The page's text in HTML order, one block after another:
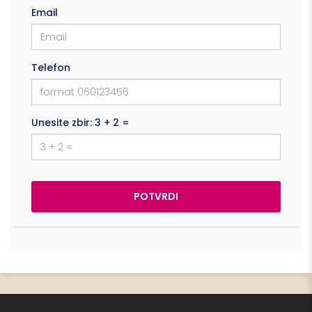
Email
Telefon
Unesite zbir: 3 + 2 =